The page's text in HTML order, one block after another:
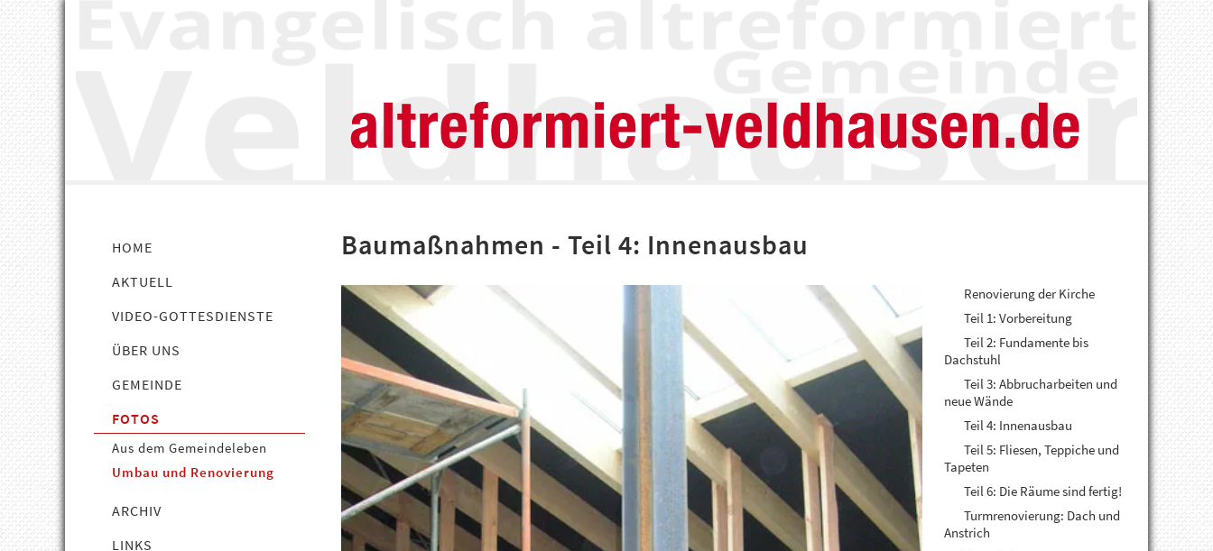
HOME
AKTUELL
VIDEO-GOTTESDIENSTE
ÜBER UNS
GEMEINDE
FOTOS
Aus dem Gemeindeleben
Umbau und Renovierung
ARCHIV
LINKS
Baumaßnahmen - Teil 4: Innenausbau
Renovierung der Kirche
Teil 1: Vorbereitung
Teil 2: Fundamente bis
Dachstuhl
Teil 3: Abbrucharbeiten und
neue Wände
Teil 4: Innenausbau
Teil 5: Fliesen, Teppiche und
Tapeten
Teil 6: Die Räume sind fertig!
Turmrenovierung: Dach und
Anstrich